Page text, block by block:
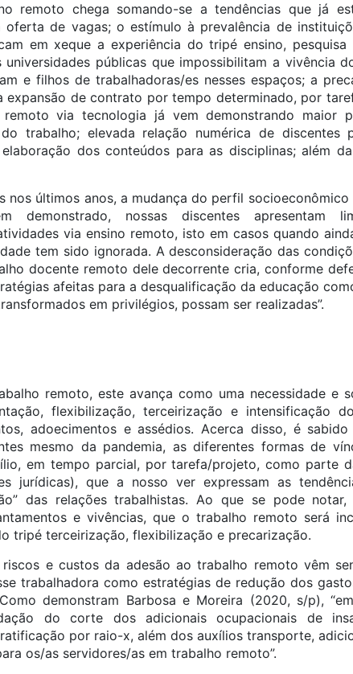
remoto chega somando-se a tendências que já
oferta de vagas; o estímulo à prevalência de
em xeque a experiência do tripé ensino,
públicas que impossibilitam a vivência
e filhos de trabalhadoras/es nesses espaços; a
expansão de contrato por tempo determinado, por
via tecnologia já vem demonstrando maior
trabalho; elevada relação numérica de discentes
dos conteúdos para as disciplinas; além
nos últimos anos, a mudança do perfil
demonstrado, nossas discentes apresentam
via ensino remoto, isto em casos quando
tem sido ignorada. A desconsideração das
docente remoto dele decorrente cria, conforme
afeitas para a desqualificação da educação
em privilégios, possam ser realizadas”.
remoto, este avança como uma necessidade e
flexibilização, terceirização e intensificação
adoecimentos e assédios. Acerca disso, é
mesmo da pandemia, as diferentes formas de
em tempo parcial, por tarefa/projeto, como parte
jurídicas), que a nosso ver expressam as
das relações trabalhistas. Ao que se pode
e vivências, que o trabalho remoto será
tripé terceirização, flexibilização e precarização.
e custos da adesão ao trabalho remoto vêm
trabalhadora como estratégias de redução dos
demonstram Barbosa e Moreira (2020, s/p),
do corte dos adicionais ocupacionais de
por raio-x, além dos auxílios transporte,
os/as servidores/as em trabalho remoto”.